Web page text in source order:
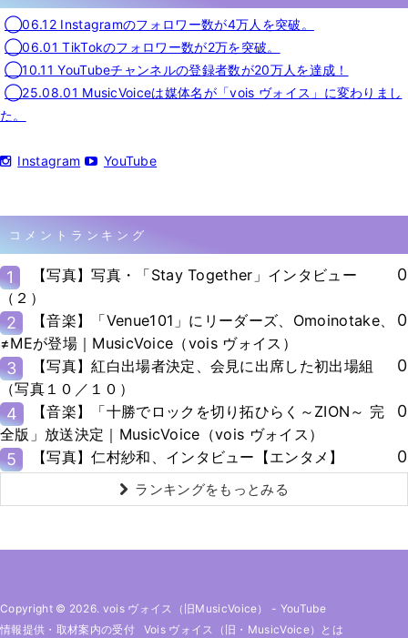
◯06.12 Instagramのフォロワー数が4万人を突破。
◯06.01 TikTokのフォロワー数が2万を突破。
◯10.11 YouTubeチャンネルの登録者数が20万人を達成！
◯25.08.01 MusicVoiceは媒体名が「vois ヴォイス」に変わりまし
た。
Instagram YouTube
コメントランキング
1
【写真】写真・「Stay Together」インタビュー
（２）
0
2
【音楽】「Venue101」にリーダーズ、Omoinotake、
≠MEが登場｜MusicVoice（vois ヴォイス）
0
3
【写真】紅白出場者決定、会見に出席した初出場組
（写真１０／１０）
0
4
【音楽】「十勝でロックを切り拓ひらく～ZION～ 完
全版」放送決定｜MusicVoice（vois ヴォイス）
0
5 【写真】仁村紗和、インタビュー【エンタメ】 0
ランキングをもっとみる
Copyright © 2026. vois ヴォイス（旧MusicVoice） - YouTube
情報提供・取材案内の受付
Vois ヴォイス（旧・MusicVoice）とは